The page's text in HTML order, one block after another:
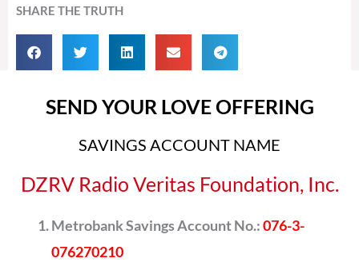
SHARE THE TRUTH
SEND YOUR LOVE OFFERING
SAVINGS ACCOUNT NAME
DZRV Radio Veritas Foundation, Inc.
Metrobank Savings Account No.:076-3-
076270210